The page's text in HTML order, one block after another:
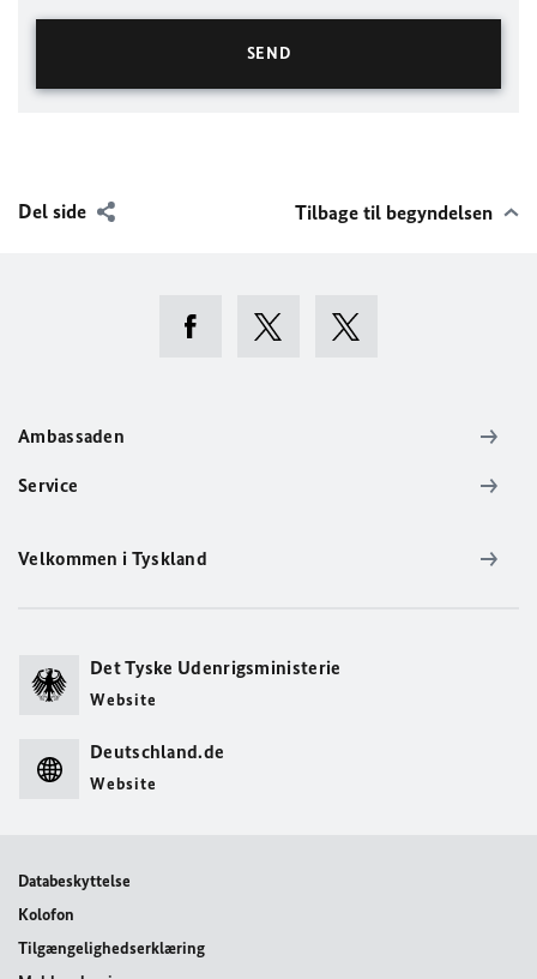
Del side Tilbage til begyndelsen
Ambassaden
Service
Velkommen i Tyskland
Det Tyske Udenrigsministerie
Website
Deutschland.de
Website
Databeskyttelse
Kolofon
Tilgængelighedserklæring